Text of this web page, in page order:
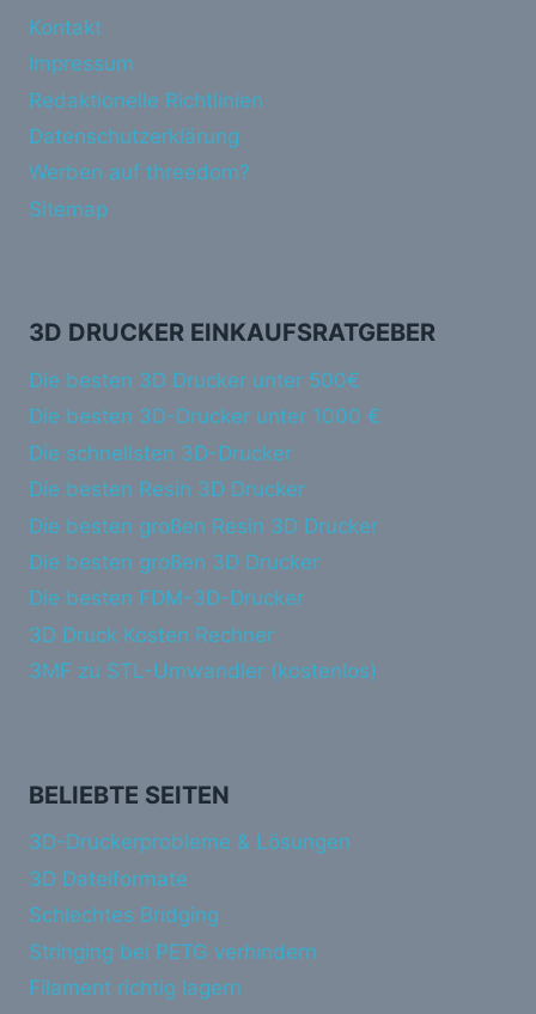
Kontakt
Impressum
Redaktionelle Richtlinien
Datenschutzerklärung
Werben auf threedom?
Sitemap
3D DRUCKER EINKAUFSRATGEBER
Die besten 3D Drucker unter 500€
Die besten 3D-Drucker unter 1000 €
Die schnellsten 3D-Drucker
Die besten Resin 3D Drucker
Die besten großen Resin 3D Drucker
Die besten großen 3D Drucker
Die besten FDM-3D-Drucker
3D Druck Kosten Rechner
3MF zu STL-Umwandler (kostenlos)
BELIEBTE SEITEN
3D-Druckerprobleme & Lösungen
3D Dateiformate
Schlechtes Bridging
Stringing bei PETG verhindern
Filament richtig lagern